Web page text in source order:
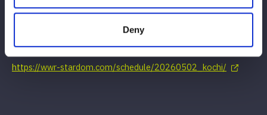
Deny
ー・プレストリー
https://wwr-stardom.com/schedule/20260502_kochi/